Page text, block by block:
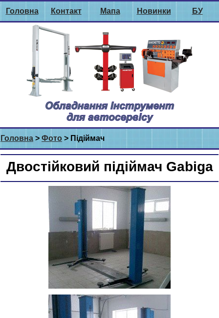
Головна Контакт Мапа Новинки БУ
Головна > Фото > Підіймач
Двостійковий підіймач Gabiga